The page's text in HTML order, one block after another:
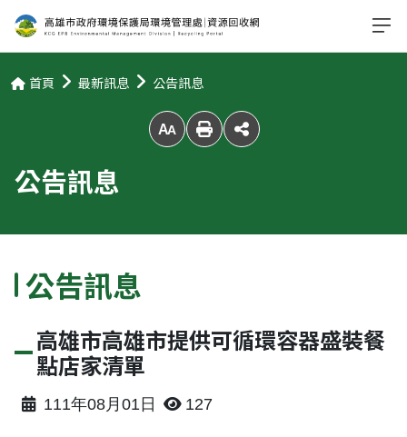
首頁 最新訊息 公告訊息
放大字級
公告訊息
公告訊息
高雄市高雄市提供可循環容器盛裝餐
點店家清單
111年08月01日 127